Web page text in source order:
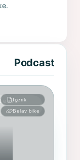
Podcast
ve
İçerik
Belav bike